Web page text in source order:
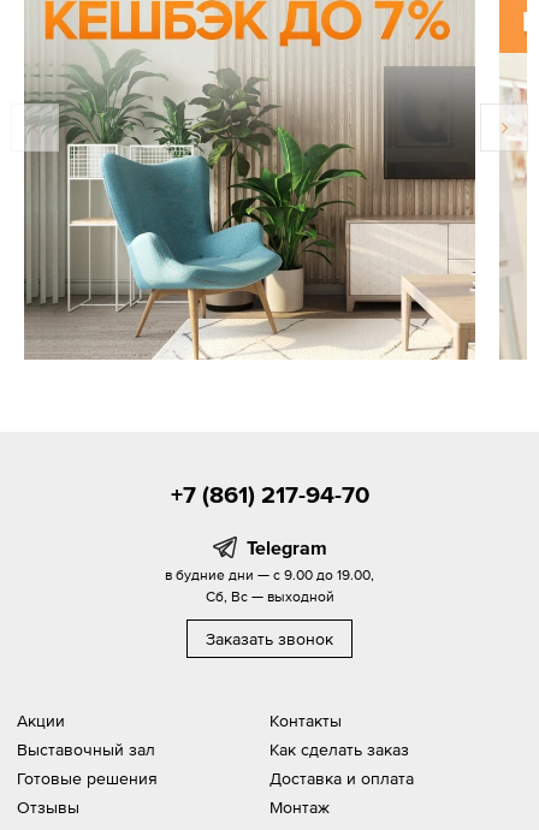
Акции
Выставочный зал
Готовые решения
Отзывы
Контакты
Как сделать заказ
Доставка и оплата
Монтаж
+7 (861) 217-94-70
Telegram
в будние дни — с 9.00 до 19.00,
Сб, Вс — выходной
Заказать звонок